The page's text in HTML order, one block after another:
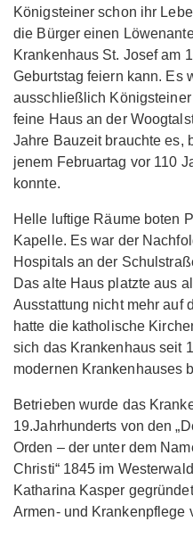
Königsteiner schon ihr
die Bürger einen
Krankenhaus St. Josef am
Geburtstag feiern kann. Es
ausschließlich
feine Haus an der
Jahre Bauzeit brauchte es,
jenem Februartag vor 110
konnte.
Helle luftige Räume boten
Kapelle. Es war der
Hospitals an der
Das alte Haus platzte aus
Ausstattung nicht mehr auf
hatte die katholische
sich das Krankenhaus seit
modernen Krankenhauses
Betrieben wurde das
19.Jahrhunderts von den
Orden – der unter dem
Christi“ 1845 im
Katharina Kasper
Armen- und Krankenpflege